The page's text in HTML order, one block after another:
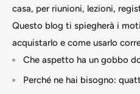
casa, per riunioni, lezioni,
Questo blog ti spiegherà i
acquistarlo e come usarlo
Che aspetto ha un gobbo
Perché ne hai bisogno: